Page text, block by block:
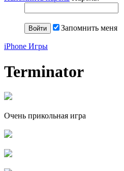
Запомнить меня
iPhone Игры
Terminator
Очень прикольная игра